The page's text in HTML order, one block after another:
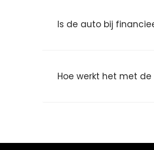
Is de auto bij
Hoe werkt het met